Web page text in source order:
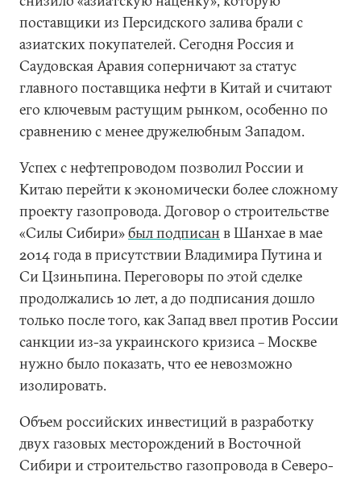
поставщики из Персидского залива брали с
азиатских покупателей. Сегодня Россия и
Саудовская Аравия соперничают за статус
главного поставщика нефти в Китай и считают
его ключевым растущим рынком, особенно по
сравнению с менее дружелюбным Западом.
Успех с нефтепроводом позволил России и
Китаю перейти к экономически более сложному
проекту газопровода. Договор о строительстве
«Силы Сибири»был подписан в Шанхае в мае
2014 года в присутствии Владимира Путина и
Си Цзиньпина. Переговоры по этой сделке
продолжались 10 лет, а до подписания дошло
только после того, как Запад ввел против России
санкции из-за украинского кризиса – Москве
нужно было показать, что ее невозможно
изолировать.
Объем российских инвестиций в разработку
двух газовых месторождений в Восточной
Сибири и строительство газопровода в Северо-